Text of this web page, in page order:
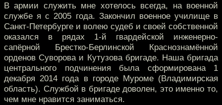
В армии служить мне хотелось всегда, на военной
службе я с 2005 года. Закончил военное училище в
Санкт-Петербурге и волею судеб и своей собственной
оказался в рядах 1-й гвардейской инженерно-
сапёрной Брестко-Берлинской Краснознамённой
орденов Суворова и Кутузова бригаде. Наша бригада
центрального подчинения была сформирована 1
декабря 2014 года в городе Муроме (Владимирская
область). Службой в бригаде доволен, это именно то,
чем мне нравится заниматься.